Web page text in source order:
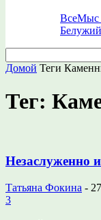
ВсеМыс
Белужий
Домой Теги
Тег:
Незаслуженно
Татьяна Фокина -
3